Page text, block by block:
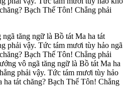
Bạch Thế Tôn! Chẳng phải
tăng ngữ là Bồ tát Ma ha tát
phải vậy. Tức tám mươi tùy hảo ngã
Bạch Thế Tôn! Chẳng phải
vô ngã tăng ngữ là Bồ tát Ma ha
phải vậy. Tức tám mươi tùy hảo
tát chăng? Bạch Thế Tôn! Chẳng